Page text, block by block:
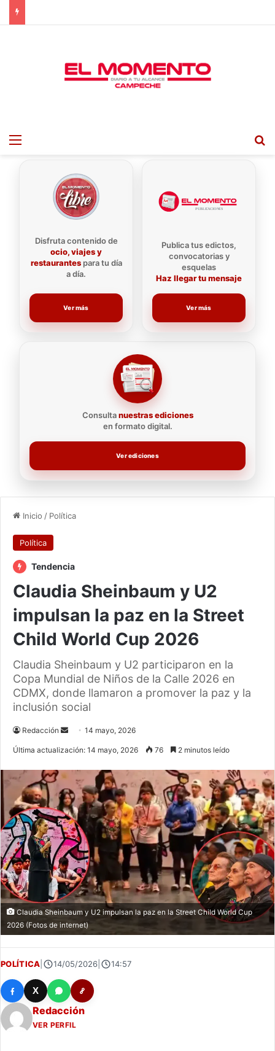
Menu
Disfruta contenido de
ocio, viajes y
restaurantespara tu día
a día.
Ver más
Consultanuestras ediciones
en formato digital.
Ver ediciones
Publica tus edictos,
convocatorias y
esquelas
Haz llegar tu mensaje
Ver más
Inicio / Política
Política
Tendencia
Claudia Sheinbaum y U2
impulsan la paz en la Street
Child World Cup 2026
Claudia Sheinbaum y U2 participaron en la
Copa Mundial de Niños de la Calle 2026 en
CDMX, donde llamaron a promover la paz y la
inclusión social
Redacción
Send14 mayo, 2026
Última actualización: 14 mayo, 2026 76 2 minutos leído
Claudia Sheinbaum y U2 impulsan la paz en la Street Child World Cup
2026 (Fotos de internet)
POLÍTICA 14/05/2026 14:57
X
Redacción
VER PERFIL